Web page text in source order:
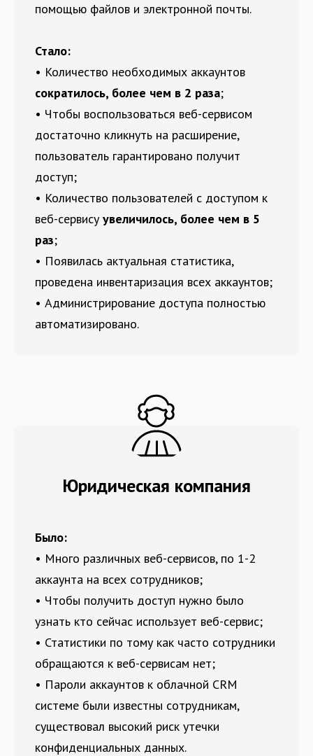
помощью файлов и электронной почты.
Стало:
• Количество необходимых аккаунтов
сократилось, более чем в 2 раза;
• Чтобы воспользоваться веб-сервисом
достаточно кликнуть на расширение,
пользователь гарантировано получит
доступ;
• Количество пользователей с доступом к
веб-сервису увеличилось, более чем в 5
раз;
• Появилась актуальная статистика,
проведена инвентаризация всех аккаунтов;
• Администрирование доступа полностью
автоматизировано.
Юридическая компания
Было:
• Много различных веб-сервисов, по 1-2
аккаунта на всех сотрудников;
• Чтобы получить доступ нужно было
узнать кто сейчас использует веб-сервис;
• Статистики по тому как часто сотрудники
обращаются к веб-сервисам нет;
• Пароли аккаунтов к облачной CRM
системе были известны сотрудникам,
существовал высокий риск утечки
конфиденциальных данных.